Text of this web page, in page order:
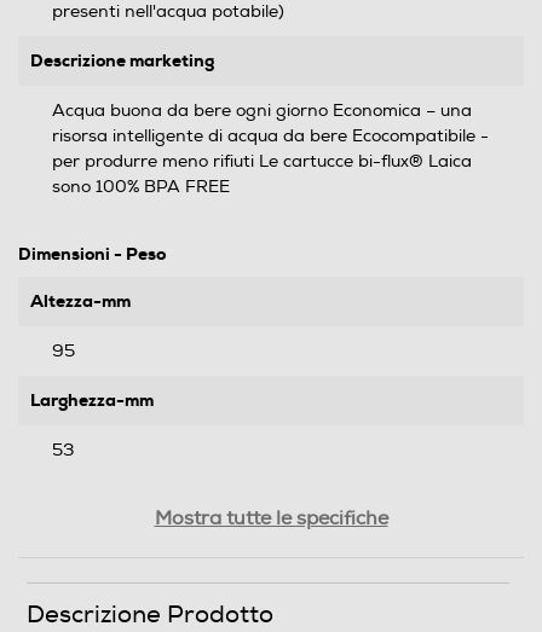
presenti nell'acqua potabile)
Descrizione marketing
Acqua buona da bere ogni giorno Economica – una
risorsa intelligente di acqua da bere Ecocompatibile -
per produrre meno rifiuti Le cartucce bi-flux® Laica
sono 100% BPA FREE
Dimensioni - Peso
Altezza-mm
95
Larghezza-mm
53
Mostra tutte le specifiche
Descrizione Prodotto